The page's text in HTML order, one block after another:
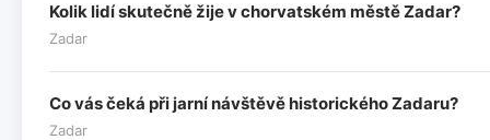
Kolik lidí skutečně žije v chorvatském městě Zadar?
Zadar
Co vás čeká při jarní návštěvě historického Zadaru?
Zadar